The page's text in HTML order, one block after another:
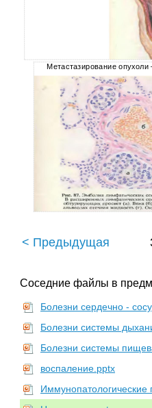
Метастазирование
< Предыдущая
Соседние файлы в
Болезни сердечно -
Болезни системы
Болезни системы
воспаление.pptx
Иммунопатологические